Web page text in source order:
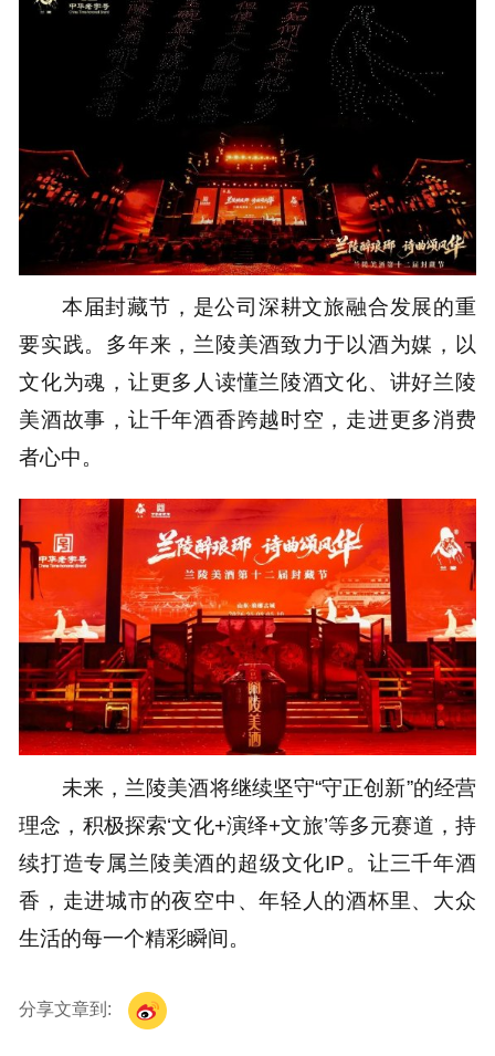
本届封藏节，是公司深耕文旅融合发展的重
要实践。多年来，兰陵美酒致力于以酒为媒，以
文化为魂，让更多人读懂兰陵酒文化、讲好兰陵
美酒故事，让千年酒香跨越时空，走进更多消费
者心中。
未来，兰陵美酒将继续坚守“守正创新”的经营
理念，积极探索‘文化+演绎+文旅’等多元赛道，持
续打造专属兰陵美酒的超级文化IP。让三千年酒
香，走进城市的夜空中、年轻人的酒杯里、大众
生活的每一个精彩瞬间。
分享文章到: